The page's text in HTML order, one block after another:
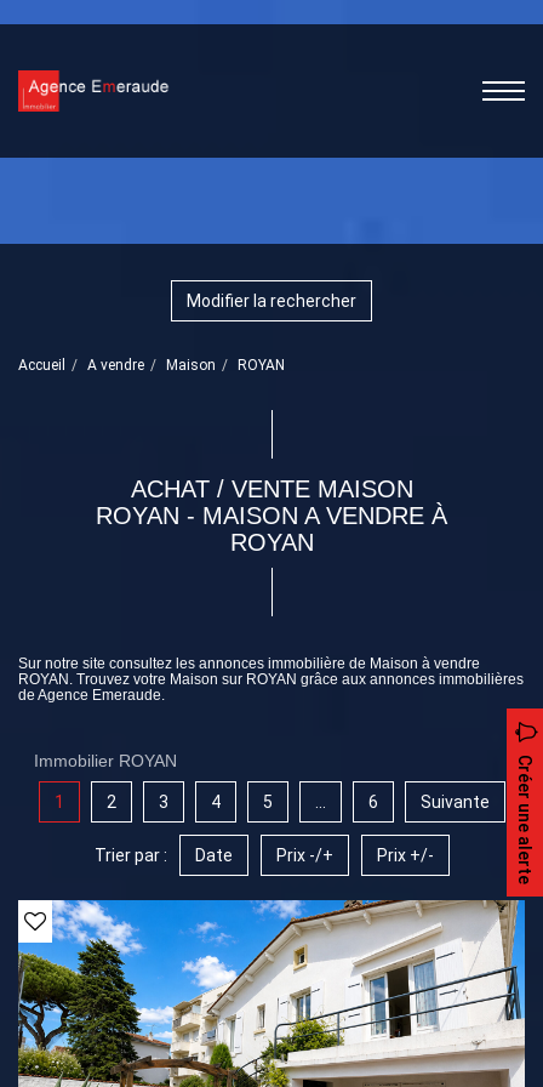
Modifier la rechercher
Accueil A vendre Maison ROYAN
ACHAT / VENTE MAISON
ROYAN - MAISON A VENDRE À
ROYAN
Sur notre site consultez les annonces immobilière de Maison à vendre
ROYAN. Trouvez votre Maison sur ROYAN grâce aux annonces immobilières
de Agence Emeraude.
Immobilier ROYAN Créer une alerte
1 2 3 4 5 6 Suivante
Trier par : Date Prix -/+ Prix +/-